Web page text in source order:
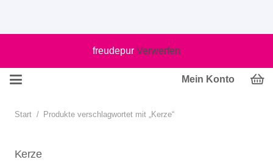
freudepur Verwerfen
Mein Konto
Start / Produkte verschlagwortet mit „Kerze“
Kerze